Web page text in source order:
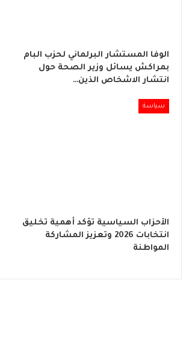
الوفا المستشار البرلماني لحزب البام
بمراكش يسائل وزير الصحة حول
انتشار الاشخاص الذين…
سياسة
الأحزاب السياسية تؤكد أهمية تخليق
انتخابات 2026 وتعزيز المشاركة
المواطنة